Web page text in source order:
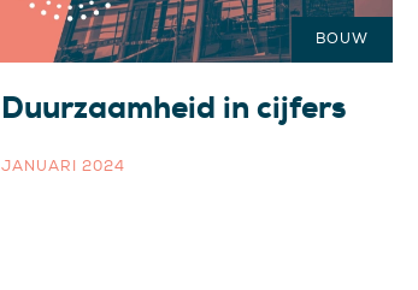
Duurzaamheid in cijfers
JANUARI 2024
BOUW